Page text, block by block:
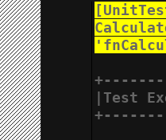
|Test